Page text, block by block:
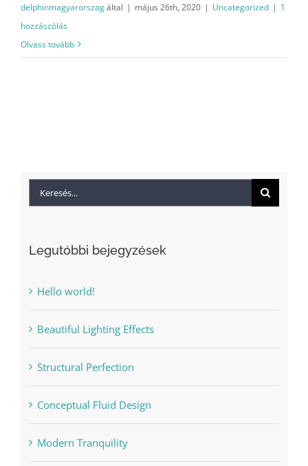
delphinmagyarorszagáltal | május 26th, 2020 | Uncategorized | 1
hozzászólás
Olvass tovább
Keresés...
Legutóbbi bejegyzések
Hello world!
Beautiful Lighting Effects
Structural Perfection
Conceptual Fluid Design
Modern Tranquility